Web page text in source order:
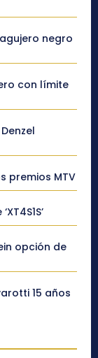
negro
con límite
premios MTV
opción de
15 años